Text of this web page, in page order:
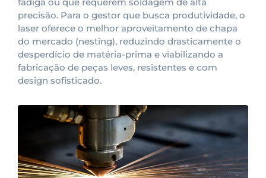
precisão. Para o gestor que busca produtividade, o
laser oferece o melhor aproveitamento de chapa
do mercado (nesting), reduzindo drasticamente o
desperdício de matéria-prima e viabilizando a
fabricação de peças leves, resistentes e com
design sofisticado.